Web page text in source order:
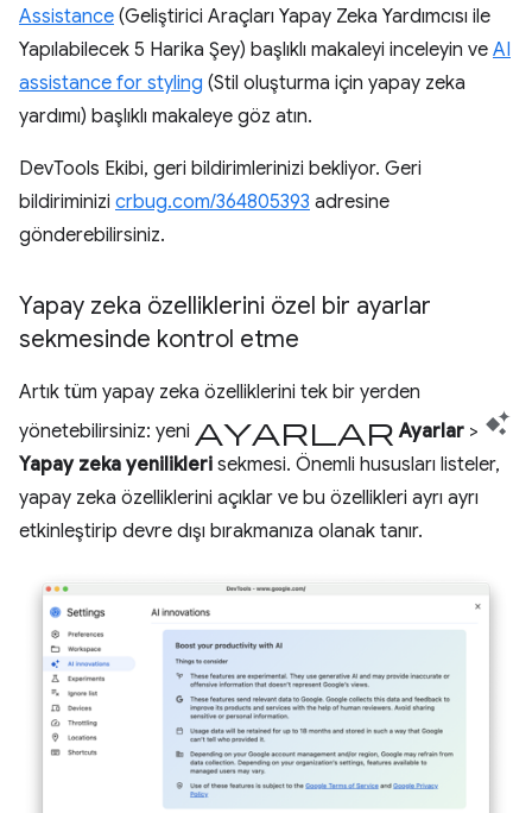
Assistance (Geliştirici Araçları Yapay Zeka Yardımcısı ile
Yapılabilecek 5 Harika Şey) başlıklı makaleyi inceleyin ve AI
assistance for styling (Stil oluşturma için yapay zeka
yardımı) başlıklı makaleye göz atın.
DevTools Ekibi, geri bildirimlerinizi bekliyor. Geri
bildiriminizi crbug.com/364805393 adresine
gönderebilirsiniz.
Yapay zeka özelliklerini özel bir ayarlar
sekmesinde kontrol etme
Artık tüm yapay zeka özelliklerini tek bir yerden
yönetebilirsiniz: yeni ayarlar Ayarlar >
Yapay zeka yenilikleri sekmesi. Önemli hususları listeler,
yapay zeka özelliklerini açıklar ve bu özellikleri ayrı ayrı
etkinleştirip devre dışı bırakmanıza olanak tanır.